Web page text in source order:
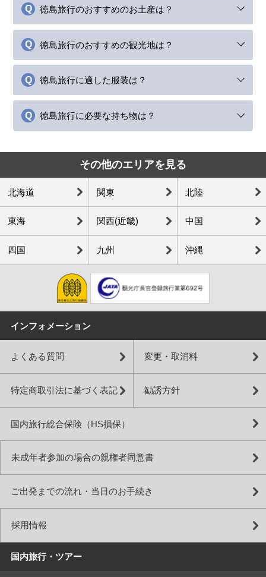
徳島旅行のおすすめのお土産は？
徳島旅行のおすすめの観光地は？
徳島旅行に適した服装は？
徳島旅行に必要な持ち物は？
その他のエリアを見る
北海道 関東 北陸
東海 関西(近畿) 中国
四国 九州 沖縄
インフォメーション
よくある質問 変更・取消料
特定商取引法に基づく表記 勧誘方針
国内旅行総合保険（HS損保）
未成年者参加の場合の親権者同意書
ご出発までの流れ・当日のお手続き
採用情報
国内旅行・ツアー